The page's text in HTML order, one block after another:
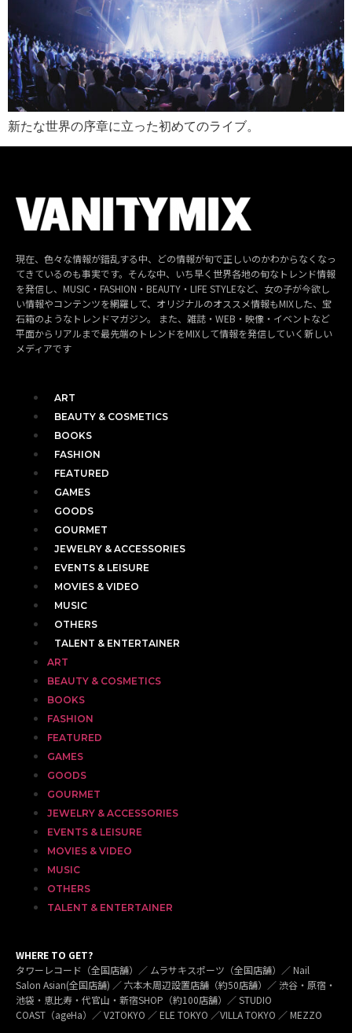
新たな世界の序章に立った初めてのライブ。
現在、色々な情報が錯乱する中、どの情報が旬で正しいのかわからなくなっ
てきているのも事実です。そんな中、いち早く世界各地の旬なトレンド情報
を発信し、MUSIC・FASHION・BEAUTY・LIFE STYLEなど、女の子が今欲し
い情報やコンテンツを網羅して、オリジナルのオススメ情報もMIXした、宝
石箱のようなトレンドマガジン。 また、雑誌・WEB・映像・イベントなど
平面からリアルまで最先端のトレンドをMIXして情報を発信していく新しい
メディアです
ART
BEAUTY & COSMETICS
BOOKS
FASHION
FEATURED
GAMES
GOODS
GOURMET
JEWELRY & ACCESSORIES
EVENTS & LEISURE
MOVIES & VIDEO
MUSIC
OTHERS
TALENT & ENTERTAINER
ART
BEAUTY & COSMETICS
BOOKS
FASHION
FEATURED
GAMES
GOODS
GOURMET
JEWELRY & ACCESSORIES
EVENTS & LEISURE
MOVIES & VIDEO
MUSIC
OTHERS
TALENT & ENTERTAINER
WHERE TO GET?
タワーレコード（全国店舗）／ ムラサキスポーツ（全国店舗）／ Nail
Salon Asian(全国店舗) ／ 六本木周辺設置店舗（約50店舗）／ 渋谷・原宿・
池袋・恵比寿・代官山・新宿SHOP（約100店舗）／ STUDIO
COAST（ageHa）／ V2TOKYO ／ ELE TOKYO ／VILLA TOKYO ／ MEZZO